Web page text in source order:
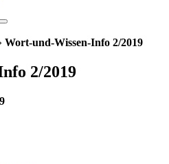
Wort-und-Wissen-Info 2/2019
2/2019